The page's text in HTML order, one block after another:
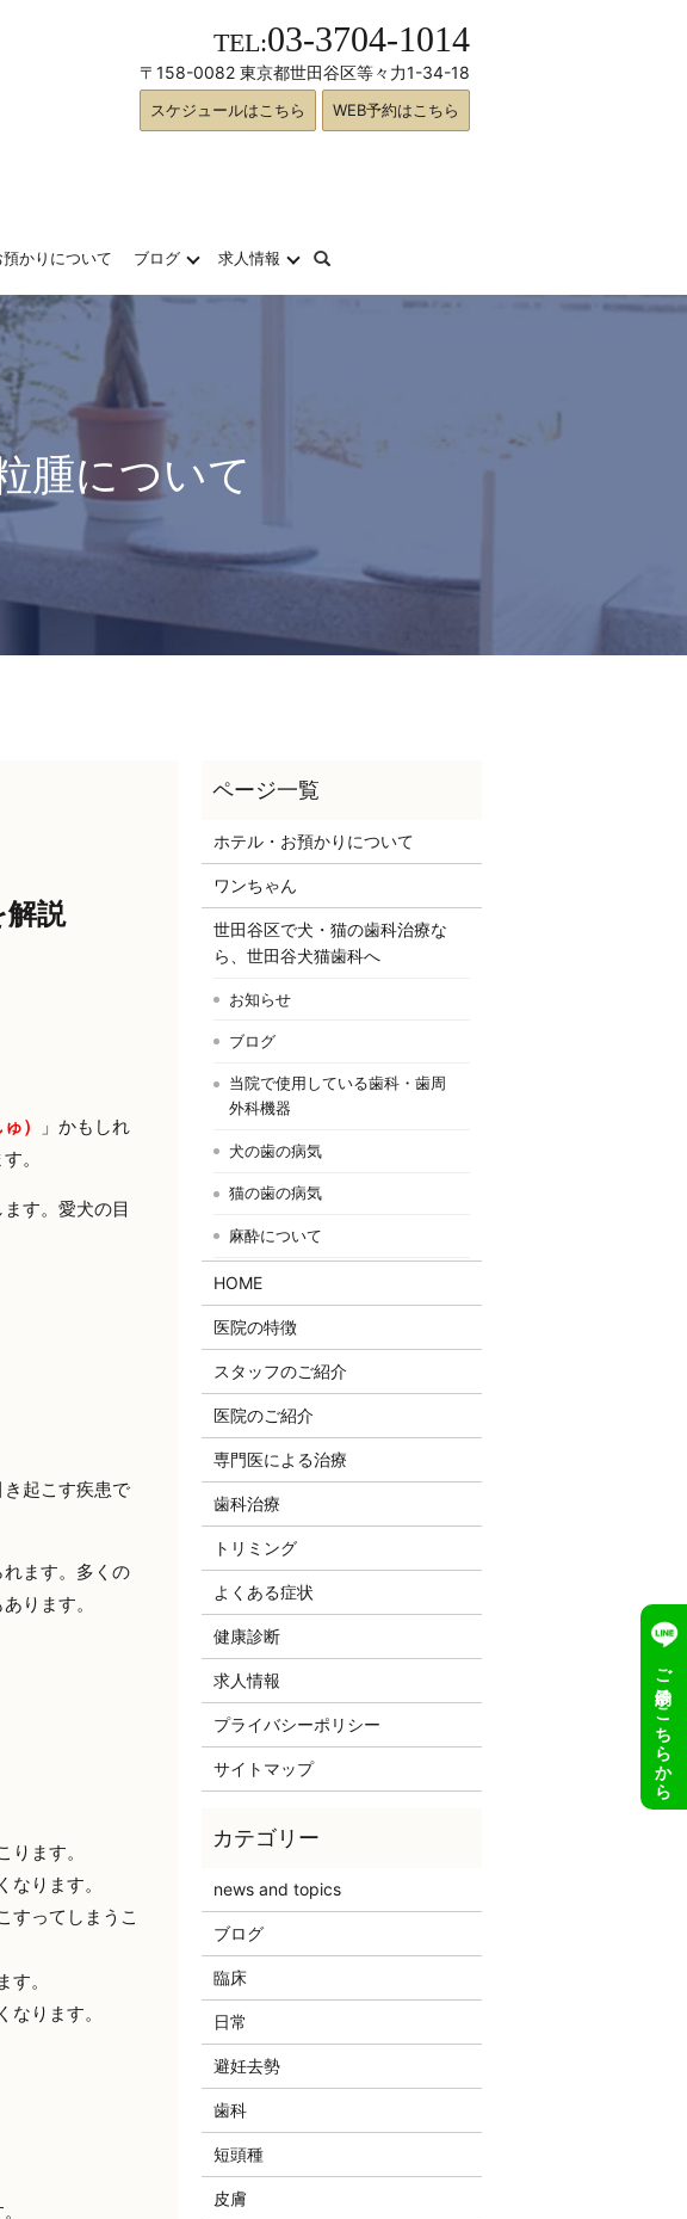
TEL:03-3704-1014
〒158-0082 東京都世田谷区等々力1-34-18
スケジュールはこちら WEB予約はこちら
かりについて ブログ 求人情報
腫について
解説
）
」かもしれ
。
す。愛犬の目
起こす疾患で
ます。多くの
ります。
ます。
ります。
すってしまうこ
。
ります。
ホテル・お預かりについて
ワンちゃん
世田谷区で犬・猫の歯科治療な
ら、世田谷犬猫歯科へ
お知らせ
ブログ
当院で使用している歯科・歯周
外科機器
犬の歯の病気
猫の歯の病気
麻酔について
HOME
医院の特徴
スタッフのご紹介
医院のご紹介
専門医による治療
歯科治療
トリミング
よくある症状
健康診断
求人情報
プライバシーポリシー
サイトマップ
news and topics
ブログ
臨床
日常
避妊去勢
歯科
短頭種
皮膚
ご予約はこちらから